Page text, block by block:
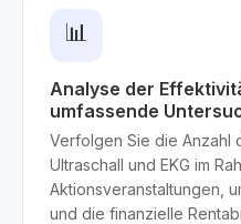
📊
Analyse der
umfassende
Verfolgen Sie die Anzahl
Ultraschall und EKG im
Aktionsveranstaltungen,
und die finanzielle